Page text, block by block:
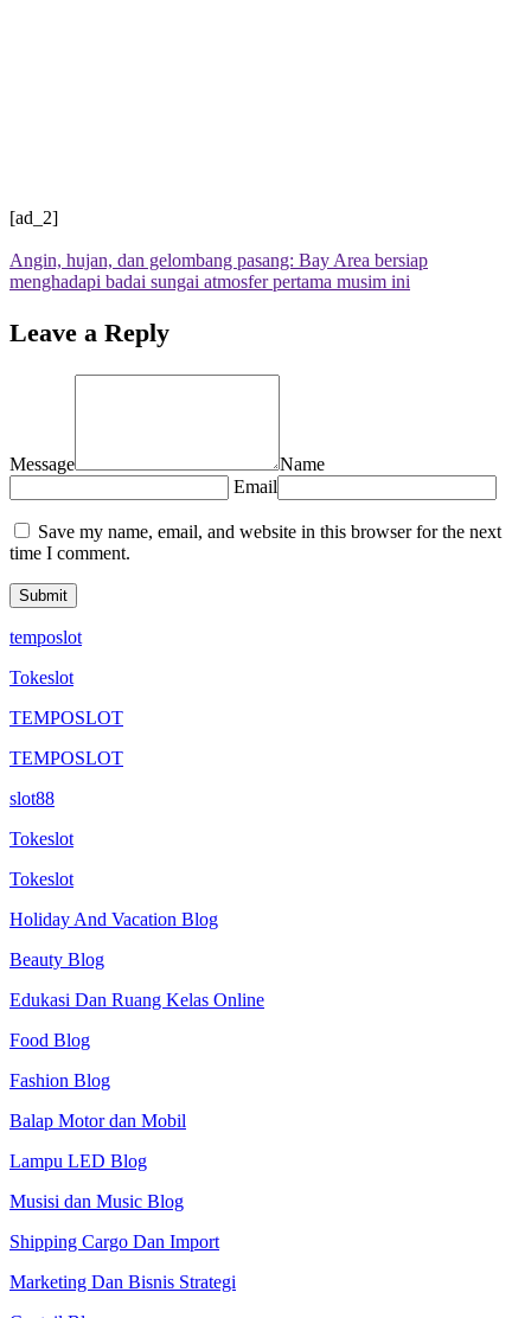
[ad_2]
Angin, hujan, dan gelombang pasang: Bay Area bersiap
menghadapi badai sungai atmosfer pertama musim ini
Leave a Reply
Message
Name
Email
Save my name, email, and website in this browser for the next
time I comment.
temposlot
Tokeslot
TEMPOSLOT
TEMPOSLOT
slot88
Tokeslot
Tokeslot
Holiday And Vacation Blog
Beauty Blog
Edukasi Dan Ruang Kelas Online
Food Blog
Fashion Blog
Balap Motor dan Mobil
Lampu LED Blog
Musisi dan Music Blog
Shipping Cargo Dan Import
Marketing Dan Bisnis Strategi